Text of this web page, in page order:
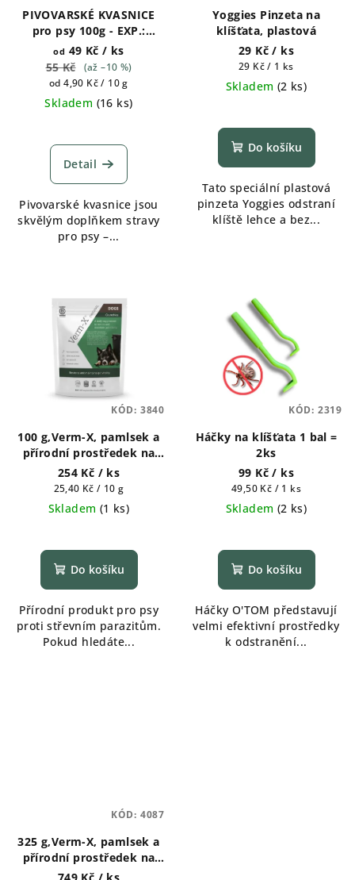
PIVOVARSKÉ KVASNICE
pro psy 100g - EXP.:
31.7.2026 , 250g, 500g,
1kg, 2kg
od 49 Kč / ks
55 Kč
(až –10 %)
Měrná
cena:
od 4,90 Kč / 10 g
Skladem (16 ks)
Detail
Pivovarské kvasnice jsou
skvělým doplňkem stravy
pro psy –...
Yoggies Pinzeta na
klíšťata, plastová
29 Kč/ ks
Měrná
cena:
29 Kč / 1 ks
Skladem (2 ks)
Do košíku
Tato speciální plastová
pinzeta Yoggies odstraní
klíště lehce a bez...
100 g,Verm-X, pamlsek a
přírodní prostředek na
podporu
"bezchemického"
254 Kč / ks
Měrná
cena:
25,40 Kč / 10 g
Skladem (1 ks)
Do košíku
Přírodní produkt pro psy
proti střevním parazitům.
Pokud hledáte...
KÓD: 3840
Háčky na klíšťata 1 bal =
2ks
99 Kč/ ks
Měrná
cena:
49,50 Kč / 1 ks
Skladem (2 ks)
Do košíku
Háčky O'TOM představují
velmi efektivní prostředky
k odstranění...
KÓD: 2319
325 g,Verm-X, pamlsek a
přírodní prostředek na
podporu
KÓD: 4087